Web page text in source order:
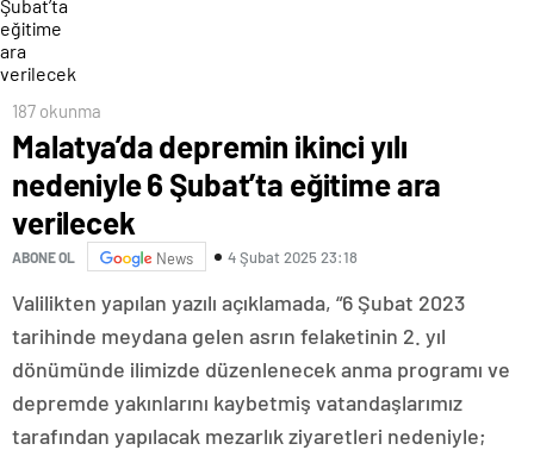
187 okunma
Malatya’da depremin ikinci yılı
nedeniyle 6 Şubat’ta eğitime ara
verilecek
ABONE OL News 4 Şubat 2025 23:18
Valilikten yapılan yazılı açıklamada, “6 Şubat 2023
tarihinde meydana gelen asrın felaketinin 2. yıl
dönümünde ilimizde düzenlenecek anma programı ve
depremde yakınlarını kaybetmiş vatandaşlarımız
tarafından yapılacak mezarlık ziyaretleri nedeniyle;